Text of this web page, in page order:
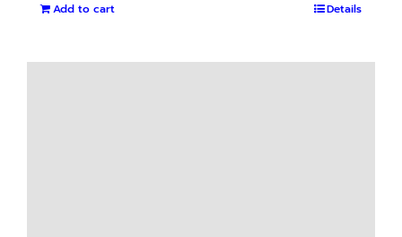
was:
Add to cart Details